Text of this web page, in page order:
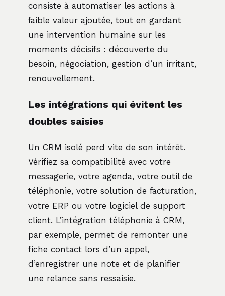
consiste à automatiser les actions à
faible valeur ajoutée, tout en gardant
une intervention humaine sur les
moments décisifs : découverte du
besoin, négociation, gestion d’un irritant,
renouvellement.
Les intégrations qui évitent les
doubles saisies
Un CRM isolé perd vite de son intérêt.
Vérifiez sa compatibilité avec votre
messagerie, votre agenda, votre outil de
téléphonie, votre solution de facturation,
votre ERP ou votre logiciel de support
client. L’intégration téléphonie à CRM,
par exemple, permet de remonter une
fiche contact lors d’un appel,
d’enregistrer une note et de planifier
une relance sans ressaisie.